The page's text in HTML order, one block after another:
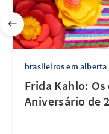
brasileiros em alberta
Frida Kahlo:
Aniversário de